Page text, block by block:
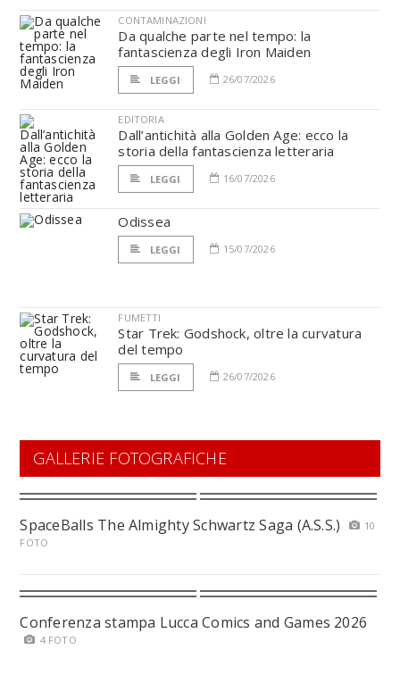
CONTAMINAZIONI
Da qualche parte nel tempo: la
fantascienza degli Iron Maiden
LEGGI 26/07/2026
EDITORIA
Dall’antichità alla Golden Age: ecco la
storia della fantascienza letteraria
LEGGI 16/07/2026
Odissea
LEGGI 15/07/2026
FUMETTI
Star Trek: Godshock, oltre la curvatura
del tempo
LEGGI 26/07/2026
GALLERIE FOTOGRAFICHE
SpaceBalls The Almighty Schwartz Saga (A.S.S.)
10
FOTO
Conferenza stampa Lucca Comics and Games 2026
4 FOTO